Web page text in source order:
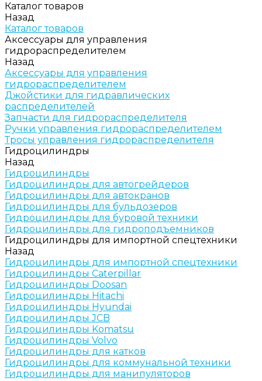
Каталог товаров
Назад
Каталог товаров
Аксессуары для управления
гидрораспределителем
Назад
Аксессуары для управления
гидрораспределителем
Джойстики для гидравлических
распределителей
Запчасти для гидрораспределителя
Ручки управления гидрораспределителем
Тросы управления гидрораспределителя
Гидроцилиндры
Назад
Гидроцилиндры
Гидроцилиндры для автогрейдеров
Гидроцилиндры для автокранов
Гидроцилиндры для бульдозеров
Гидроцилиндры для буровой техники
Гидроцилиндры для гидроподъемников
Гидроцилиндры для импортной спецтехники
Назад
Гидроцилиндры для импортной спецтехники
Гидроцилиндры Caterpillar
Гидроцилиндры Doosan
Гидроцилиндры Hitachi
Гидроцилиндры Hyundai
Гидроцилиндры JCB
Гидроцилиндры Komatsu
Гидроцилиндры Volvo
Гидроцилиндры для катков
Гидроцилиндры для коммунальной техники
Гидроцилиндры для манипуляторов